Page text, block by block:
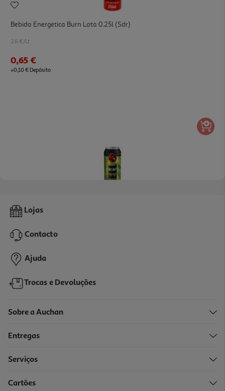
Bebida Energetica Burn Lata 0.25l (sdr)
2.6 €/Lt
0,65 €
+0,10 € Depósito
Bebida Energetica Hell Maçã Verde 500ml (sdr)
1,19 €
+0,10 € Depósito
Lojas
Contacto
Ajuda
Trocas e Devoluções
Sobre a Auchan
Entregas
Serviços
Cartões